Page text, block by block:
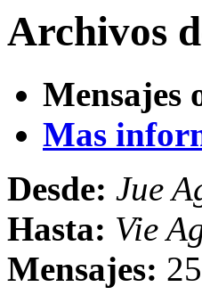
Archivos
Mensajes
Mas
Desde: Jue
Hasta: Vie
Mensajes: 25